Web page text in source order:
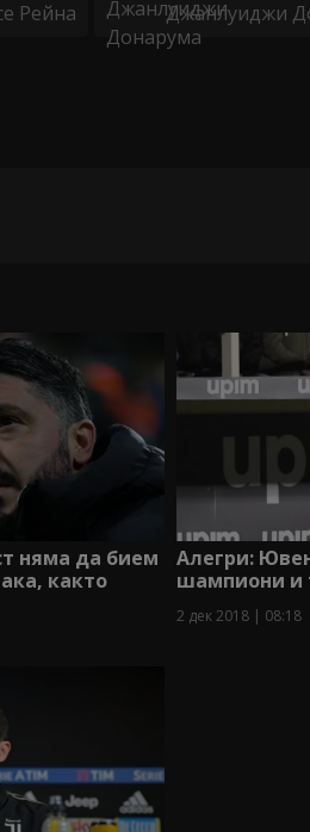
Рейна Джанлуиджи
няма да бием
както
Алегри:
шампиони и
2 дек 2018 | 08:18